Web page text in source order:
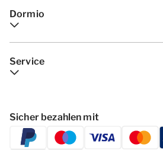
Dormio
Service
Sicher bezahlen mit